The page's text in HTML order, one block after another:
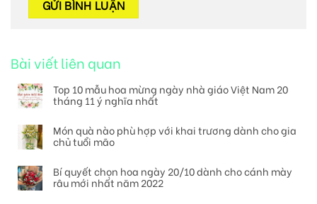
Bài viết liên quan
Top 10 mẫu hoa mừng ngày nhà giáo Việt Nam 20
tháng 11 ý nghĩa nhất
Món quà nào phù hợp với khai trương dành cho gia
chủ tuổi mão
Bí quyết chọn hoa ngày 20/10 dành cho cánh mày
râu mới nhất năm 2022